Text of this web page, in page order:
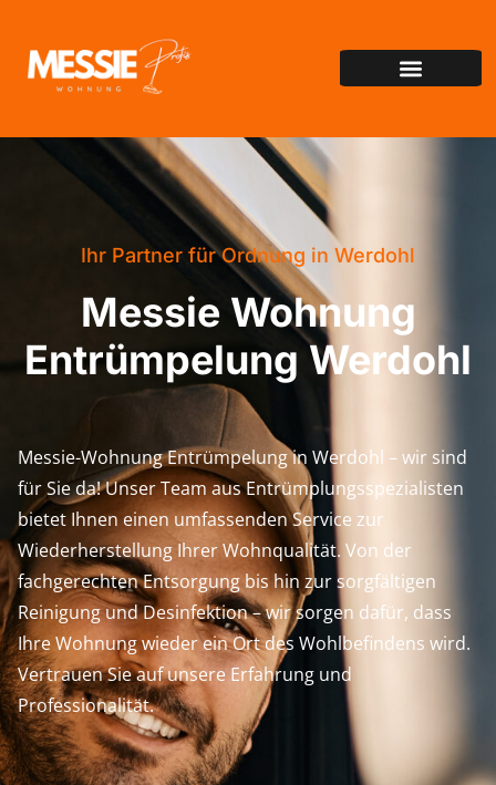
Ihr Partner für Ordnung in Werdohl
Messie Wohnung
Entrümpelung Werdohl
Messie-Wohnung Entrümpelung in Werdohl – wir sind
für Sie da! Unser Team aus Entrümplungsspezialisten
bietet Ihnen einen umfassenden Service zur
Wiederherstellung Ihrer Wohnqualität. Von der
fachgerechten Entsorgung bis hin zur sorgfältigen
Reinigung und Desinfektion – wir sorgen dafür, dass
Ihre Wohnung wieder ein Ort des Wohlbefindens wird.
Vertrauen Sie auf unsere Erfahrung und
Professionalität.